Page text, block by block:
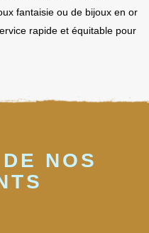
fantaisie ou de bijoux en or
rapide et équitable pour
NOS